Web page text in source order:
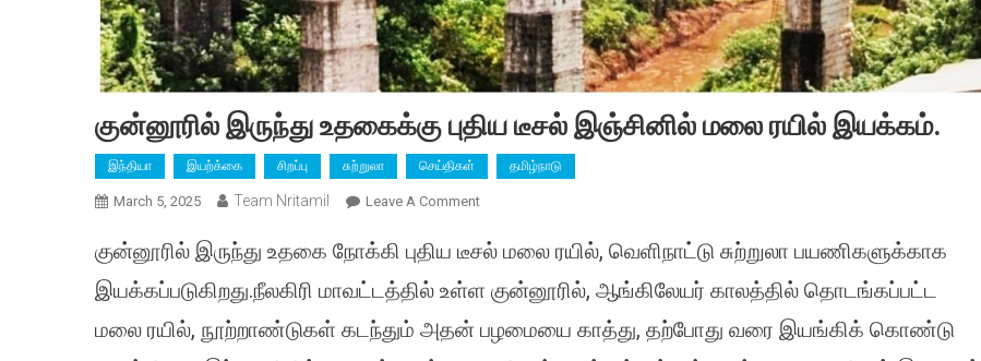
குன்னூரில் இருந்து உதகைக்கு புதிய டீசல் இஞ்சினில் மலை ரயில் இயக்கம்.
இந்தியா இயற்க்கை சிறப்பு சுற்றுலா செய்திகள் தமிழ்நாடு
March 5, 2025 Team Nritamil Leave A CommentOn
இருந்து
புதிய
டீசல்
குன்னூரில் இருந்து உதகை நோக்கி புதிய டீசல் மலை ரயில், வெளிநாட்டு சுற்றுலா பயணிகளுக்காக
இயக்கப்படுகிறது.நீலகிரி மாவட்டத்தில் உள்ள குன்னூரில், ஆங்கிலேயர் காலத்தில் தொடங்கப்பட்ட
மலை ரயில், நூற்றாண்டுகள் கடந்தும் அதன் பழமையை காத்து, தற்போது வரை இயங்கிக் கொண்டு